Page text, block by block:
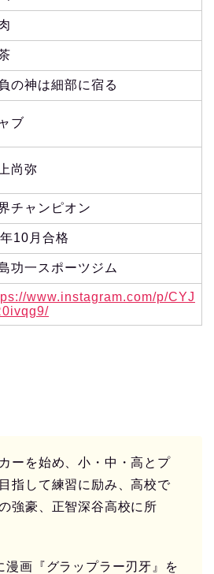
の神は細部に宿る
ブ
尚弥
チャンピオン
10月合格
功一スポーツジム
www.instagram.com/p/CYJ
ーを始め、小・中・高とプ
指して練習に励み、高校で
強豪、正智深谷高校に所
漫画『グラップラー刃牙』を